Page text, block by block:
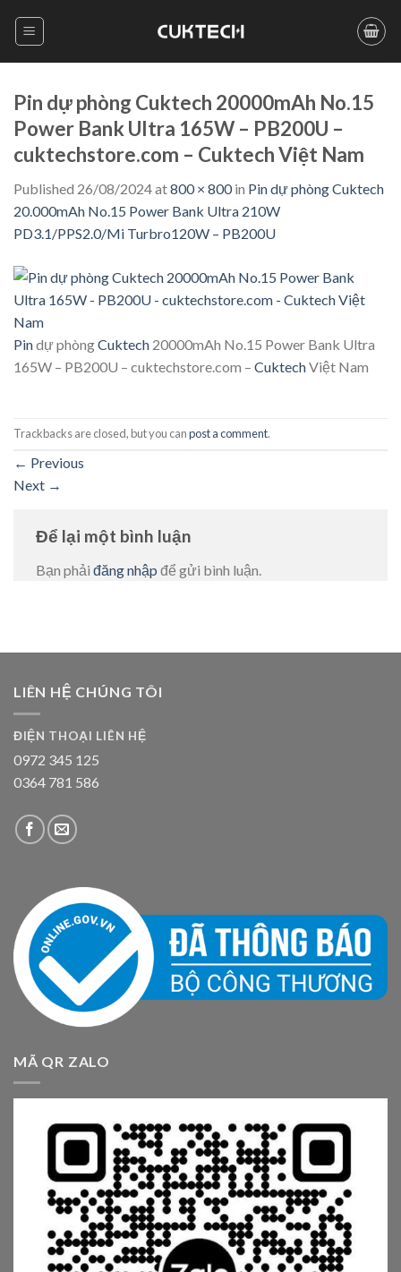
Pin dự phòng Cuktech 20000mAh No.15
Power Bank Ultra 165W – PB200U –
cuktechstore.com – Cuktech Việt Nam
Published 26/08/2024at800 × 800in Pin dự phòng Cuktech
20.000mAh No.15 Power Bank Ultra 210W
PD3.1/PPS2.0/Mi Turbro120W – PB200U
Pindự phòngCuktech 20000mAh No.15 Power Bank Ultra
165W – PB200U – cuktechstore.com – CuktechViệt Nam
Trackbacks are closed, but you canpost a comment.
← Previous
Next →
Để lại một bình luận
Bạn phải đăng nhập để gửi bình luận.
LIÊN HỆ CHÚNG TÔI
ĐIỆN THOẠI LIÊN HỆ
0972 345 125
0364 781 586
MÃ QR ZALO